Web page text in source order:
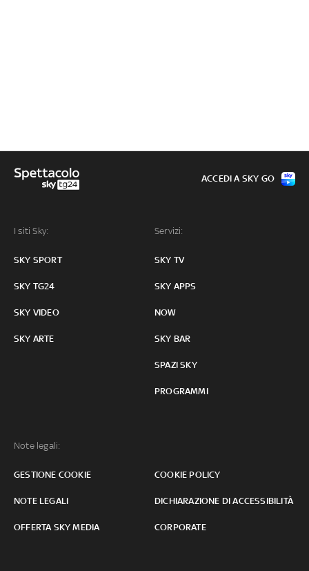
I siti Sky:
SKY SPORT
SKY TG24
SKY VIDEO
SKY ARTE
Servizi:
SKY TV
SKY APPS
NOW
SKY BAR
SPAZI SKY
PROGRAMMI
Note legali:
GESTIONE COOKIE COOKIE POLICY
NOTE LEGALI DICHIARAZIONE DI ACCESSIBILITÀ
OFFERTA SKY MEDIA CORPORATE
ACCEDI A SKY GO